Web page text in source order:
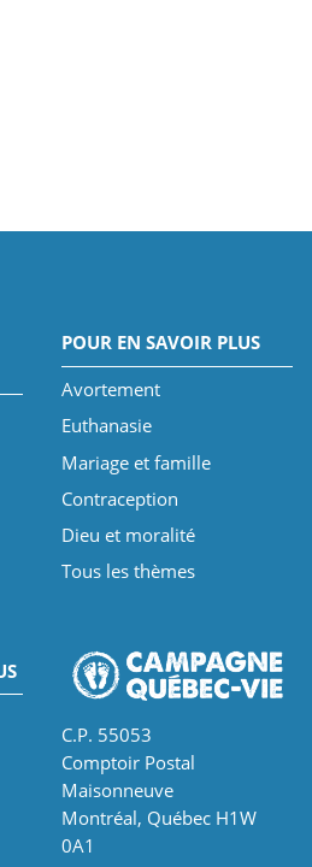
POUR EN SAVOIR PLUS
Avortement
Euthanasie
Mariage et famille
Contraception
Dieu et moralité
Tous les thèmes
C.P. 55053
Comptoir Postal
Maisonneuve
Montréal, Québec H1W
0A1